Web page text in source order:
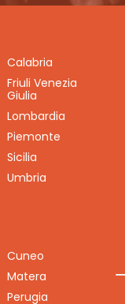
Calabria
Friuli Venezia
Giulia
Lombardia
Piemonte
Sicilia
Umbria
Cuneo
Matera
Perugia